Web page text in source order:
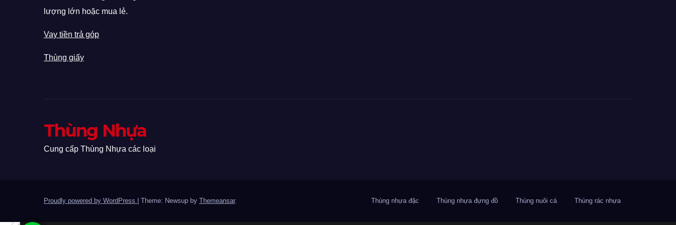
lượng lớn hoặc mua lẻ.
Vay tiền trả góp
Thùng giấy
Thùng Nhựa
Cung cấp Thùng Nhựa các loại
Proudly powered by WordPress Theme: Newsup by Themeansar. Thùng nhựa đặc Thùng nhựa đựng đồ Thùng nuôi cá Thùng rác nhựa